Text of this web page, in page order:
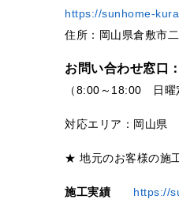
https://sunhome-
住所：岡山県倉敷市
お問い合わせ窓口：
（8:00～18:00 日曜
対応エリア：岡山県
★ 地元のお客様の施
施工実績 https://